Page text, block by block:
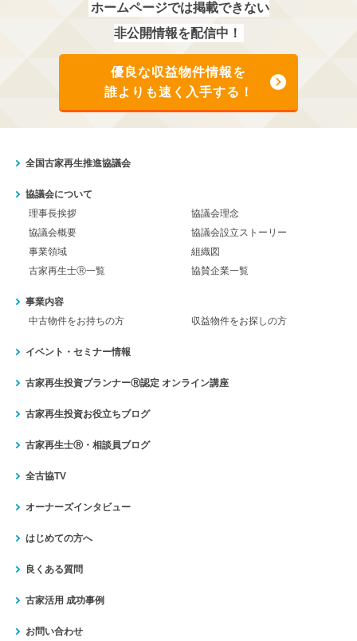
ホームページでは掲載できない
非公開情報を配信中！
優良な収益物件情報を
誰よりも速く入手する！
全国古家再生推進協議会
協議会について
理事長挨拶
協議会理念
協議会概要
協議会設立ストーリー
事業領域
組織図
古家再生士Ⓡ一覧
協賛企業一覧
事業内容
中古物件をお持ちの方
収益物件をお探しの方
イベント・セミナー情報
古家再生投資プランナーⓇ認定 オンライン講座
古家再生投資お役立ちブログ
古家再生士Ⓡ・相談員ブログ
全古協TV
オーナーズインタビュー
はじめての方へ
良くある質問
古家活用 成功事例
お問い合わせ